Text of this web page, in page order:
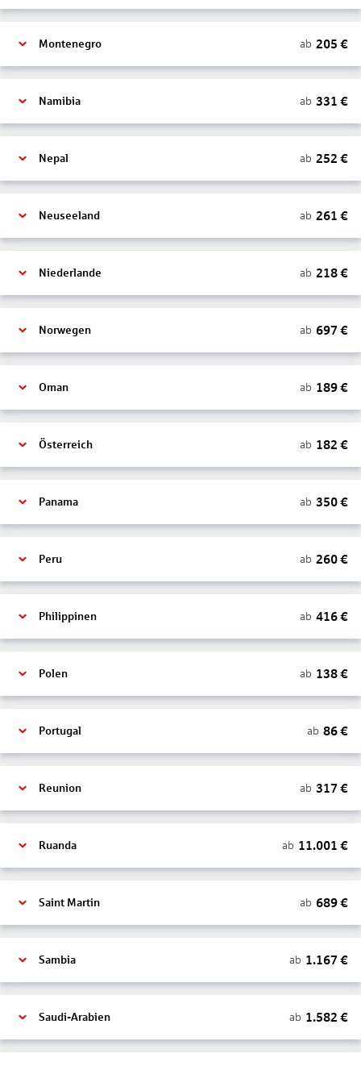
Montenegro ab 205 €
Namibia ab 331 €
Nepal ab 252 €
Neuseeland ab 261 €
Niederlande ab 218€
Norwegen ab 697 €
Oman ab 189€
Österreich ab 182 €
Panama ab 350€
Peru ab 260€
Philippinen ab 416€
Polen ab 138€
Portugal ab 86€
Reunion ab 317 €
Ruanda ab 11.001 €
Saint Martin ab 689€
Sambia ab 1.167 €
Saudi-Arabien ab 1.582 €